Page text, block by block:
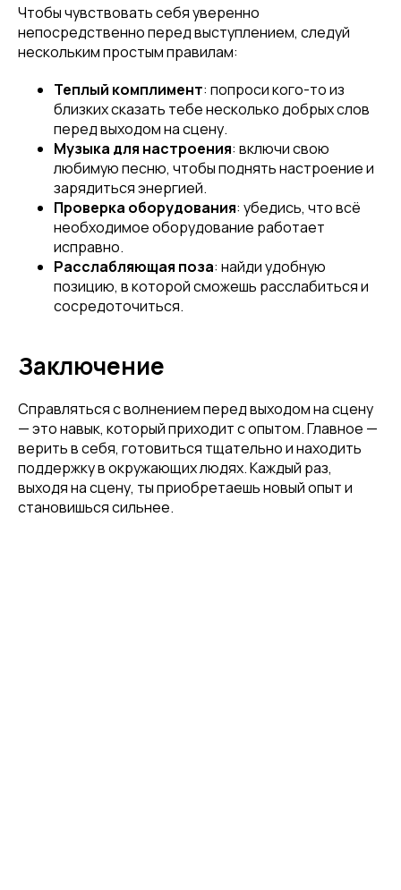
персональных данных согласно 152-ФЗ.
Чтобы чувствовать себя уверенно
непосредственно перед выступлением, следуй
нескольким простым правилам:
Теплый комплимент: попроси кого-то из
близких сказать тебе несколько добрых слов
перед выходом на сцену.
Музыка для настроения: включи свою
любимую песню, чтобы поднять настроение и
зарядиться энергией.
Проверка оборудования: убедись, что всё
необходимое оборудование работает
исправно.
Расслабляющая поза: найди удобную
позицию, в которой сможешь расслабиться и
сосредоточиться.
Заключение
Справляться с волнением перед выходом на сцену
— это навык, который приходит с опытом. Главное —
верить в себя, готовиться тщательно и находить
поддержку в окружающих людях. Каждый раз,
выходя на сцену, ты приобретаешь новый опыт и
становишься сильнее.